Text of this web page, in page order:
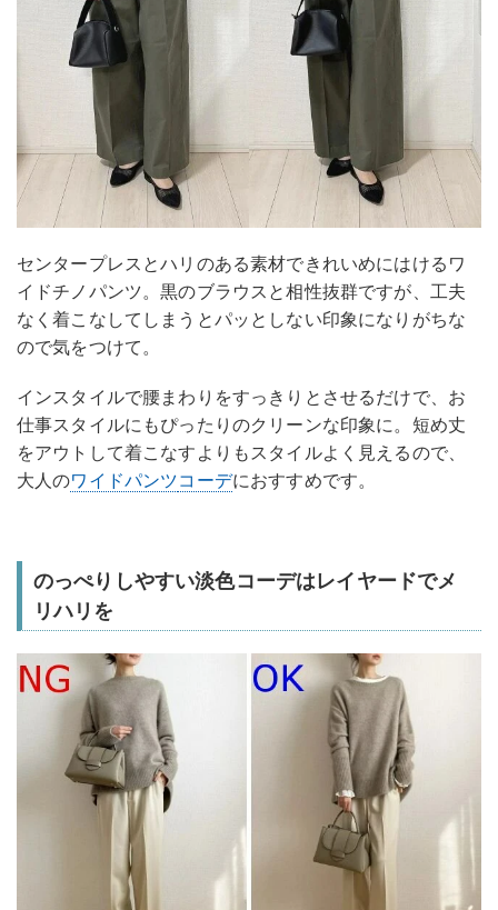
センタープレスとハリのある素材できれいめにはけるワ
イドチノパンツ。黒のブラウスと相性抜群ですが、工夫
なく着こなしてしまうとパッとしない印象になりがちな
ので気をつけて。
インスタイルで腰まわりをすっきりとさせるだけで、お
仕事スタイルにもぴったりのクリーンな印象に。短め丈
をアウトして着こなすよりもスタイルよく見えるので、
大人のワイドパンツコーデにおすすめです。
のっぺりしやすい淡色コーデはレイヤードでメ
リハリを